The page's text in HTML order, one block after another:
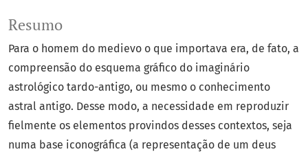
Resumo
Para o homem do medievo o que importava era, de fato, a
compreensão do esquema gráfico do imaginário
astrológico tardo-antigo, ou mesmo o conhecimento
astral antigo. Desse modo, a necessidade em reproduzir
fielmente os elementos provindos desses contextos, seja
numa base iconográfica (a representação de um deus